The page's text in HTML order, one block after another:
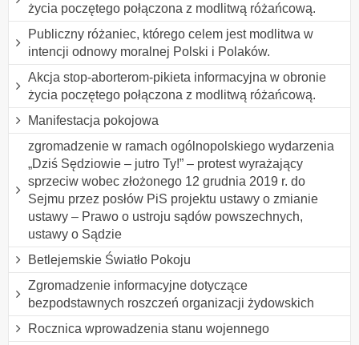
życia poczętego połączona z modlitwą różańcową.
Publiczny różaniec, którego celem jest modlitwa w
intencji odnowy moralnej Polski i Polaków.
Akcja stop-aborterom-pikieta informacyjna w obronie
życia poczętego połączona z modlitwą różańcową.
Manifestacja pokojowa
zgromadzenie w ramach ogólnopolskiego wydarzenia
„Dziś Sędziowie – jutro Ty!” – protest wyrażający
sprzeciw wobec złożonego 12 grudnia 2019 r. do
Sejmu przez posłów PiS projektu ustawy o zmianie
ustawy – Prawo o ustroju sądów powszechnych,
ustawy o Sądzie
Betlejemskie Światło Pokoju
Zgromadzenie informacyjne dotyczące
bezpodstawnych roszczeń organizacji żydowskich
Rocznica wprowadzenia stanu wojennego